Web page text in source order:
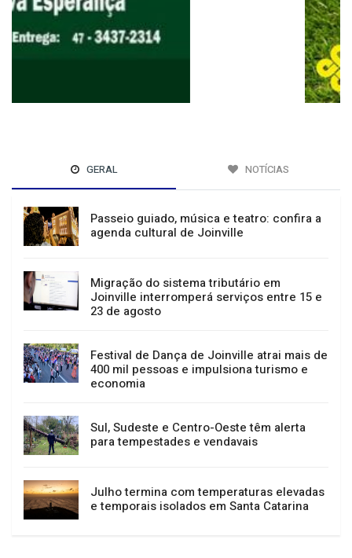
GERAL NOTÍCIAS
Passeio guiado, música e teatro: confira a
agenda cultural de Joinville
Migração do sistema tributário em
Joinville interromperá serviços entre 15 e
23 de agosto
Festival de Dança de Joinville atrai mais de
400 mil pessoas e impulsiona turismo e
economia
Sul, Sudeste e Centro-Oeste têm alerta
para tempestades e vendavais